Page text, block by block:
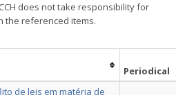
does not take responsibility for
the referenced items.
Periodical
de leis em matéria de